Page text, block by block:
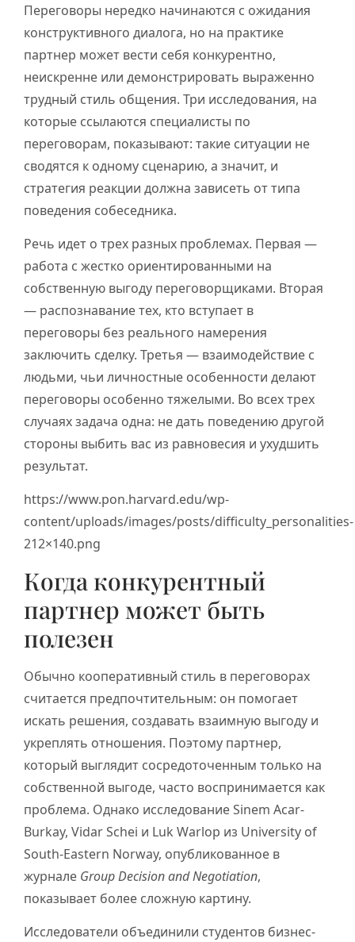
Переговоры нередко начинаются с ожидания
конструктивного диалога, но на практике
партнер может вести себя конкурентно,
неискренне или демонстрировать выраженно
трудный стиль общения. Три исследования, на
которые ссылаются специалисты по
переговорам, показывают: такие ситуации не
сводятся к одному сценарию, а значит, и
стратегия реакции должна зависеть от типа
поведения собеседника.
Речь идет о трех разных проблемах. Первая —
работа с жестко ориентированными на
собственную выгоду переговорщиками. Вторая
— распознавание тех, кто вступает в
переговоры без реального намерения
заключить сделку. Третья — взаимодействие с
людьми, чьи личностные особенности делают
переговоры особенно тяжелыми. Во всех трех
случаях задача одна: не дать поведению другой
стороны выбить вас из равновесия и ухудшить
результат.
https://www.pon.harvard.edu/wp-
content/uploads/images/posts/difficulty_personalities-
212×140.png
Когда конкурентный
партнер может быть
полезен
Обычно кооперативный стиль в переговорах
считается предпочтительным: он помогает
искать решения, создавать взаимную выгоду и
укреплять отношения. Поэтому партнер,
который выглядит сосредоточенным только на
собственной выгоде, часто воспринимается как
проблема. Однако исследование Sinem Acar-
Burkay, Vidar Schei и Luk Warlop из University of
South-Eastern Norway, опубликованное в
журнале Group Decision and Negotiation,
показывает более сложную картину.
Исследователи объединили студентов бизнес-